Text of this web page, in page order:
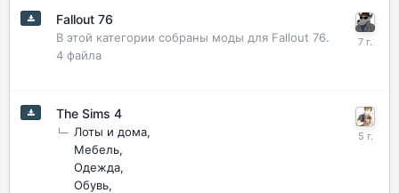
Fallout 76
В этой категории собраны моды для Fallout 76.
4 файла
The Sims 4
Лоты и дома
Мебель
Одежда
Обувь